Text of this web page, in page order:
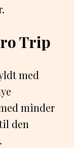
Trip
med
minder
den